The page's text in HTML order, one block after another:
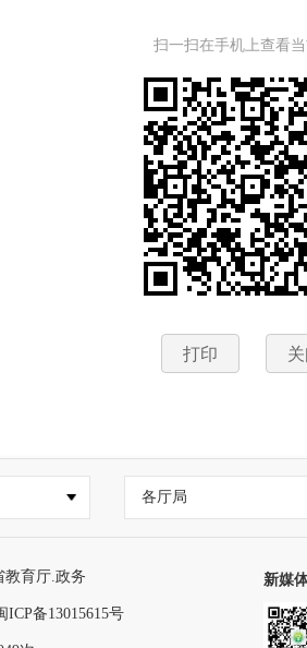
扫一扫在手机上查看
打印 关
各厅局
教育厅.政务
ICP备13015615号
新媒